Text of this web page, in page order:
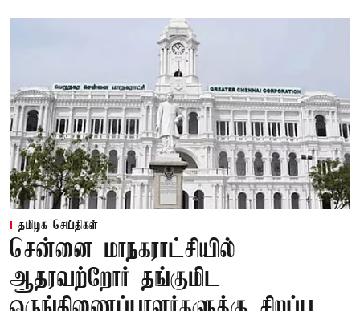
தமிழக செய்திகள்
சென்னை மாநகராட்சியில்
ஆதரவற்றோர் தங்குமிட